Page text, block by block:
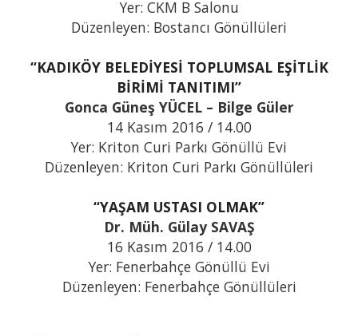
Yer: CKM B Salonu
Düzenleyen: Bostancı Gönüllüleri
“KADIKÖY BELEDİYESİ TOPLUMSAL EŞİTLİK
BİRİMİ TANITIMI”
Gonca Güneş YÜCEL – Bilge Güler
14 Kasım 2016 / 14.00
Yer: Kriton Curi Parkı Gönüllü Evi
Düzenleyen: Kriton Curi Parkı Gönüllüleri
“YAŞAM USTASI OLMAK”
Dr. Müh. Gülay SAVAŞ
16 Kasım 2016 / 14.00
Yer: Fenerbahçe Gönüllü Evi
Düzenleyen: Fenerbahçe Gönüllüleri